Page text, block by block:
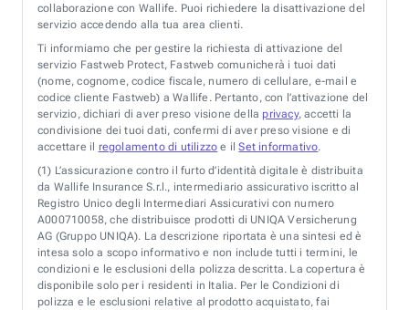
collaborazione con Wallife. Puoi richiedere la disattivazione del
servizio accedendo alla tua area clienti.
Ti informiamo che per gestire la richiesta di attivazione del
servizio Fastweb Protect, Fastweb comunicherà i tuoi dati
(nome, cognome, codice fiscale, numero di cellulare, e-mail e
codice cliente Fastweb) a Wallife. Pertanto, con l’attivazione del
servizio, dichiari di aver preso visione della privacy, accetti la
condivisione dei tuoi dati, confermi di aver preso visione e di
accettare il regolamento di utilizzo e ilSet informativo.
(1) L’assicurazione contro il furto d’identità digitale è distribuita
da Wallife Insurance S.r.l., intermediario assicurativo iscritto al
Registro Unico degli Intermediari Assicurativi con numero
A000710058, che distribuisce prodotti di UNIQA Versicherung
AG (Gruppo UNIQA). La descrizione riportata è una sintesi ed è
intesa solo a scopo informativo e non include tutti i termini, le
condizioni e le esclusioni della polizza descritta. La copertura è
disponibile solo per i residenti in Italia. Per le Condizioni di
polizza e le esclusioni relative al prodotto acquistato, fai